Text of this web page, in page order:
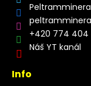
+420 774 404
Náš YT kanál
Info